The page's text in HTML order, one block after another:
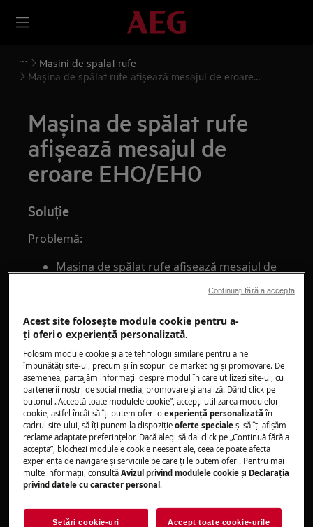
Masini de spalat rufe
Mașina de spălat rufe afișează mesajul de eroare
Mașina de spălat rufe
afișează mesajul de
eroare EHO/EH0
Soluție
Problemă:
Mașina de spălat rufe afișează mesajul de
eroare EHO/EH0. Indică o problemă cu
Se aplică la:
Maşini de spălat cu încărcare frontală
(integrate şi independente)
Mașini de spălat cu încărcare verticală
Rezolvare:
1. Verificați sursa de alimentare prin
conectarea unui alt produs în aceeași priză și
vedeți dacă acesta funcționează
probabil există o defecțiune la fire.
Acest site folosește module cookie pentru a-
ţi oferi o experienţă personalizată.
Folosim module cookie și alte tehnologii similare pentru a ne
îmbunătăţi site-ul, precum și în scopuri de marketing și promovare. De
asemenea, partajăm informaţii despre modul în care utilizezi site-ul, cu
partenerii noștri de social media, promovare și analiză. Dând click pe
butonul „Acceptă toate modulele cookie”, accepţi utilizarea modulelor
cookie, astfel încât să îţi putem oferi oexperienţă personalizată în
cadrul site-ului, să îţi punem la dispoziţieoferte speciale și să îţi afișăm
reclame adaptate preferinţelor. Dacă alegi să dai click pe „Continuă fără a
accepta”, blochezi modulele cookie neesenţiale, ceea ce poate afecta
experienţa de navigare și serviciile pe care ţi le putem oferi. Pentru mai
multe informaţii, consultăAvizul privind modulele cookie și Declaraţia
privind datele cu caracter personal.
Setări cookie-uri Accept toate cookie-urile
Continuați fără a accepta